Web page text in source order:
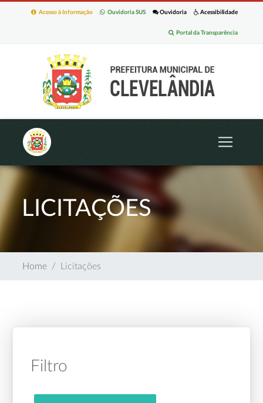
Acessibilidade
Ouvidoria
Ouvidoria SUS
Acesso à Informação
Portal da Transparência
LICITAÇÕES
Home Licitações
Filtro